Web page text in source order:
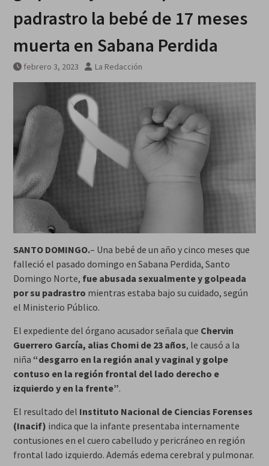
padrastro la bebé de 17 meses
muerta en Sabana Perdida
febrero 3, 2023 La Redacción
SANTO DOMINGO.– Una bebé de un año y cinco meses que
falleció el pasado domingo en Sabana Perdida, Santo
Domingo Norte, fue abusada sexualmente y golpeada
por su padrastro mientras estaba bajo su cuidado, según
el Ministerio Público.
El expediente del órgano acusador señala que Chervin
Guerrero García, alias Chomi de 23 años, le causó a la
niña “desgarro en la región anal y vaginal y golpe
contuso en la región frontal del lado derecho e
izquierdo y en la frente”.
El resultado del Instituto Nacional de Ciencias Forenses
(Inacif) indica que la infante presentaba internamente
contusiones en el cuero cabelludo y pericráneo en región
frontal lado izquierdo. Además edema cerebral y pulmonar.